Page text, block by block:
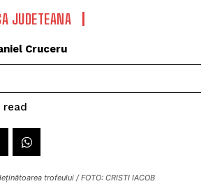
JUDETEANA
Cruceru
read
trofeului / FOTO: CRISTI IACOB